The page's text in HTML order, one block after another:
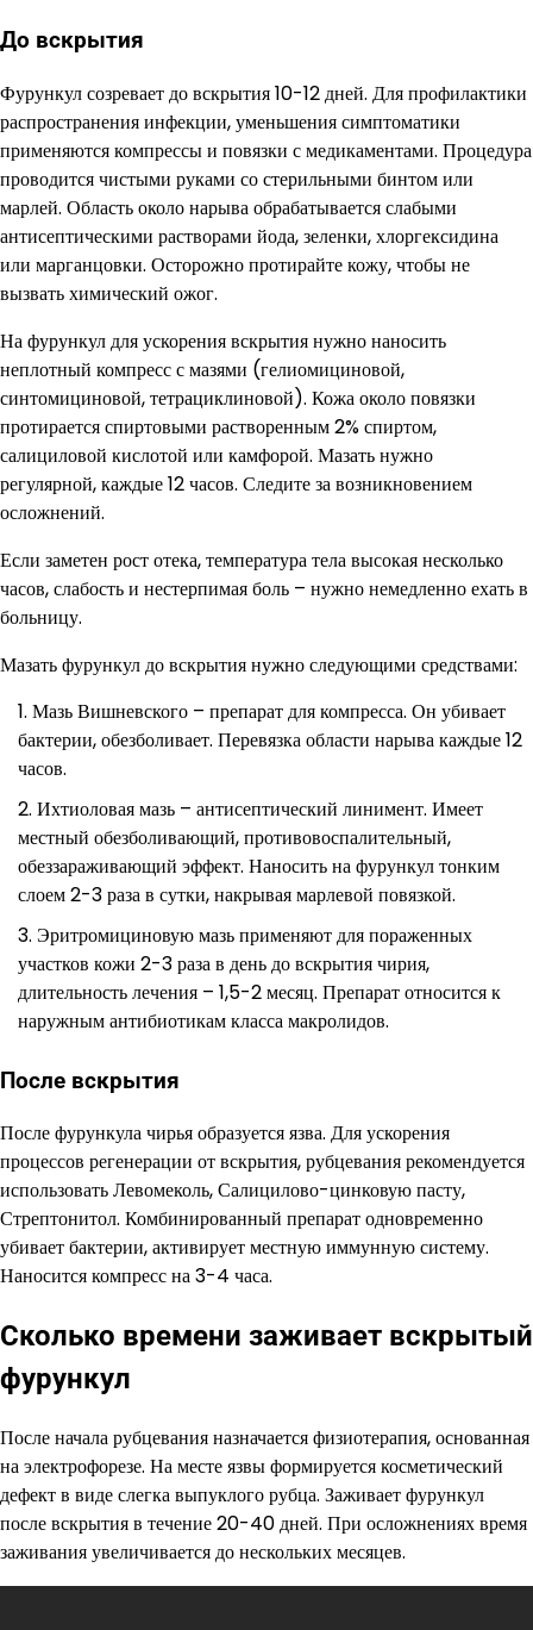
До вскрытия
Фурункул созревает до вскрытия 10-12 дней. Для профилактики
распространения инфекции, уменьшения симптоматики
применяются компрессы и повязки с медикаментами. Процедура
проводится чистыми руками со стерильными бинтом или
марлей. Область около нарыва обрабатывается слабыми
антисептическими растворами йода, зеленки, хлоргексидина
или марганцовки. Осторожно протирайте кожу, чтобы не
вызвать химический ожог.
На фурункул для ускорения вскрытия нужно наносить
неплотный компресс с мазями (гелиомициновой,
синтомициновой, тетрациклиновой). Кожа около повязки
протирается спиртовыми растворенным 2% спиртом,
салициловой кислотой или камфорой. Мазать нужно
регулярной, каждые 12 часов. Следите за возникновением
осложнений.
Если заметен рост отека, температура тела высокая несколько
часов, слабость и нестерпимая боль – нужно немедленно ехать в
больницу.
Мазать фурункул до вскрытия нужно следующими средствами:
Мазь Вишневского – препарат для компресса. Он убивает
бактерии, обезболивает. Перевязка области нарыва каждые 12
часов.
Ихтиоловая мазь – антисептический линимент. Имеет
местный обезболивающий, противовоспалительный,
обеззараживающий эффект. Наносить на фурункул тонким
слоем 2-3 раза в сутки, накрывая марлевой повязкой.
Эритромициновую мазь применяют для пораженных
участков кожи 2-3 раза в день до вскрытия чирия,
длительность лечения – 1,5-2 месяц. Препарат относится к
наружным антибиотикам класса макролидов.
После вскрытия
После фурункула чирья образуется язва. Для ускорения
процессов регенерации от вскрытия, рубцевания рекомендуется
использовать Левомеколь, Салицилово-цинковую пасту,
Стрептонитол. Комбинированный препарат одновременно
убивает бактерии, активирует местную иммунную систему.
Наносится компресс на 3-4 часа.
Сколько времени заживает вскрытый
фурункул
После начала рубцевания назначается физиотерапия, основанная
на электрофорезе. На месте язвы формируется косметический
дефект в виде слегка выпуклого рубца. Заживает фурункул
после вскрытия в течение 20-40 дней. При осложнениях время
заживания увеличивается до нескольких месяцев.